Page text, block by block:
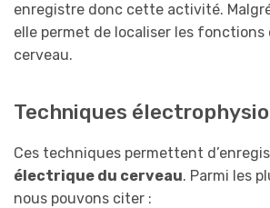
enregistre donc cette activité.
elle permet de localiser les
cerveau.
Techniques
Ces techniques permettent
électrique du cerveau. Parmi les
nous pouvons citer :